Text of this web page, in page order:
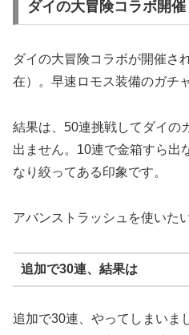
ダイの大冒険コラボ開催
ダイの大冒険コラボが開催さ
在）。早速ロモス装備のガチ
結果は、50連挑戦してダイの
出ません。10連で金箱すら出
なり絞ってある印象です。
アバンストラッシュを使いた
追加で30連、結果は
追加で30連、やってしまいま